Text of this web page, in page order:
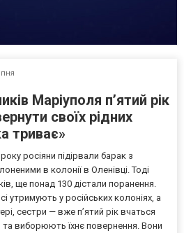
Маріуполя пʼятий рік
своїх рідних
триває»
росіяни підірвали барак з
в колонії в Оленівці. Тоді
ще понад 130 дістали поранення.
утримують у російських колоніях, а
сестри — вже п’ятий рік вчаться
та виборюють їхнє повернення. Вони